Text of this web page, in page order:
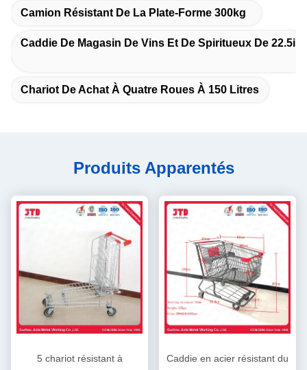
Camion Résistant De La Plate-Forme 300kg
Caddie De Magasin De Vins Et De Spiritueux De 22.5in
Chariot De Achat À Quatre Roues À 150 Litres
Produits Apparentés
5 chariot résistant à
Caddie en acier résistant du